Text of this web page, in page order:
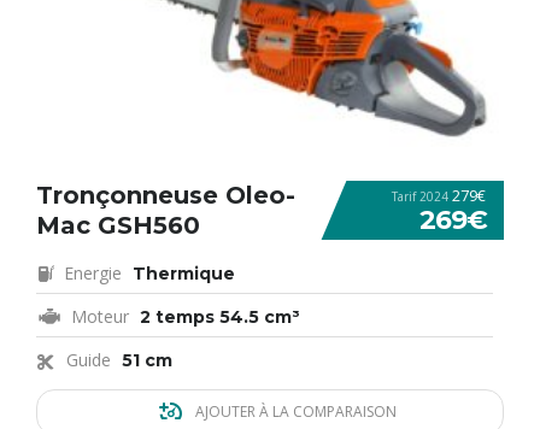
Tarif 2024 279€
269€
Tronçonneuse Oleo-
Mac GSH560
Energie Thermique
Moteur 2 temps 54.5 cm³
Guide 51 cm
AJOUTER À LA COMPARAISON